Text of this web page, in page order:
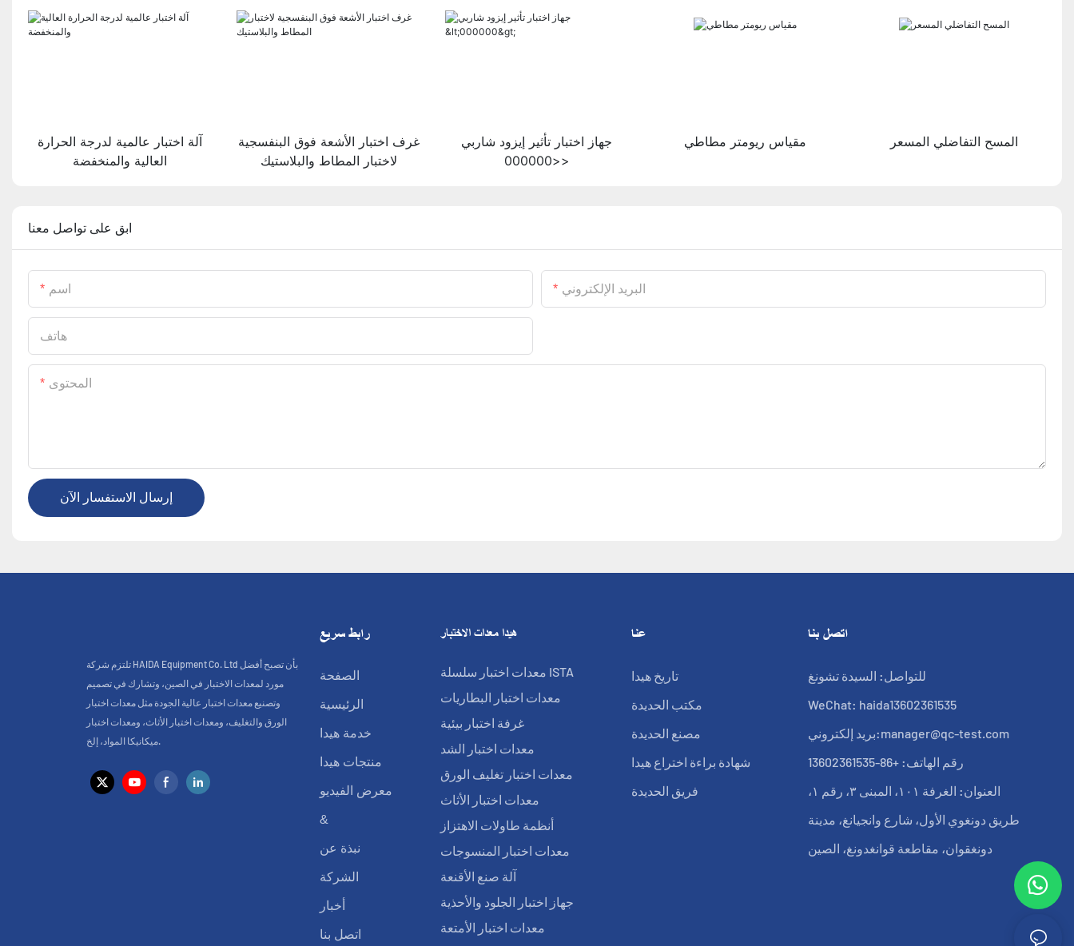
آلة اختبار عالمية لدرجة الحرارة
العالية والمنخفضة
غرف اختبار الأشعة فوق البنفسجية
لاختبار المطاط والبلاستيك
جهاز اختبار تأثير إيزود شاربي
<000000>
مقياس ريومتر مطاطي المسح التفاضلي المسعر
ابق على تواصل معنا
اسم البريد الإلكتروني
هاتف
المحتوى
إرسال الاستفسار الآن
تلتزم شركة HAIDA Equipment Co. Ltd بأن تصبح أفضل
مورد لمعدات الاختبار في الصين، وتشارك في تصميم
وتصنيع معدات اختبار عالية الجودة مثل معدات اختبار
الورق والتغليف، ومعدات اختبار الأثاث، ومعدات اختبار
ميكانيكا المواد، إلخ.
رابط سريع
الصفحة
الرئيسية
خدمة هيدا
منتجات هيدا
معرض الفيديو
&
نبذة عن
الشركة
أخبار
اتصل بنا
هيدا معدات الاختبار
معدات اختبار سلسلة ISTA
معدات اختبار البطاريات
غرفة اختبار بيئية
معدات اختبار الشد
معدات اختبار تغليف الورق
معدات اختبار الأثاث
أنظمة طاولات الاهتزاز
معدات اختبار المنسوجات
آلة صنع الأقنعة
جهاز اختبار الجلود والأحذية
معدات اختبار الأمتعة
عنا
تاريخ هيدا
مكتب الحديدة
مصنع الحديدة
شهادة براءة اختراع هيدا
فريق الحديدة
اتصل بنا
للتواصل: السيدة تشونغ
WeChat: haida13602361535
بريد إلكتروني:manager@qc-test.com
رقم الهاتف: +86-13602361535
العنوان: الغرفة ١٠١، المبنى ٣، رقم ١،
طريق دونغوي الأول، شارع وانجيانغ، مدينة
دونغقوان، مقاطعة قوانغدونغ، الصين